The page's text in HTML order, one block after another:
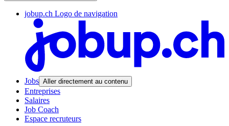
jobup.ch Logo de navigation
Jobs Aller directement au contenu
Entreprises
Salaires
Job Coach
Espace recruteurs